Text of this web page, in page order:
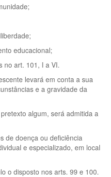
educacional;
no art. 101, I a VI.
levará em conta a sua
e a gravidade da
algum, será admitida a
de doença ou deficiência
e especializado, em local
o disposto nos arts. 99 e 100.